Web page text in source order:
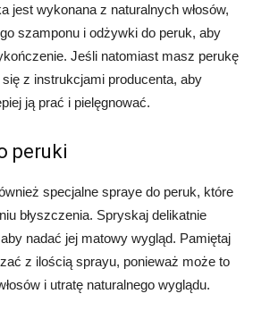
jest wykonana z naturalnych włosów,
szamponu i odżywki do peruk, aby
Jeśli natomiast masz perukę
z instrukcjami producenta, aby
ją prać i pielęgnować.
peruki
specjalne spraye do peruk, które
błyszczenia. Spryskaj delikatnie
nadać jej matowy wygląd. Pamiętaj
z ilością sprayu, ponieważ może to
i utratę naturalnego wyglądu.